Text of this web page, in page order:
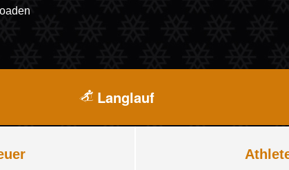
Langlauf